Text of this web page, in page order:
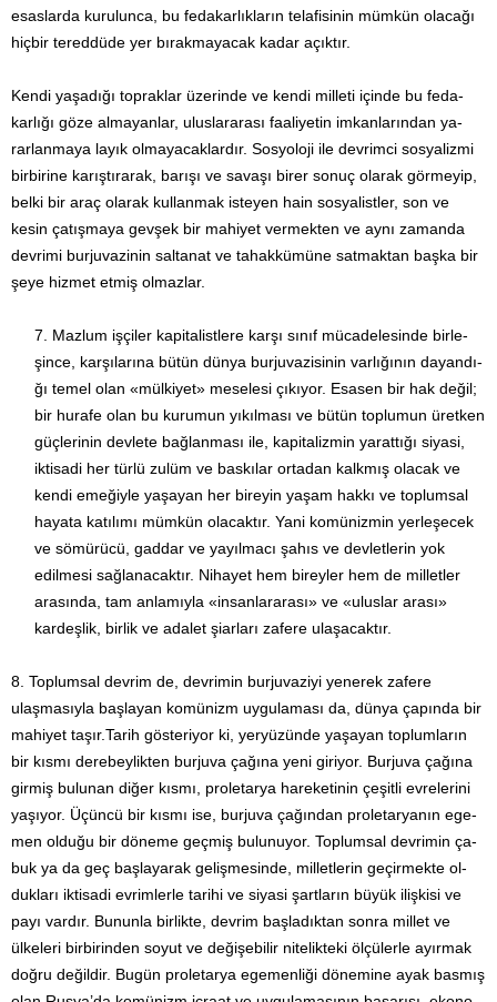
esaslarda kurulunca, bu fedakarlıkların tela­fisinin mümkün olacağı
hiçbir tereddüde yer bırakmayacak ka­dar açıktır.
Kendi yaşadığı topraklar üzerinde ve kendi milleti içinde bu fe­da­
karlığı göze almayanlar, uluslararası faaliyetin imkanların­dan ya­
rarlanmaya layık olmayacaklardır. Sosyoloji ile devrimci sos­yalizmi
birbirine karıştırarak, barışı ve savaşı birer sonuç olarak görmeyip,
belki bir araç olarak kullanmak isteyen hain sosya­listler, son ve
kesin çatışmaya gevşek bir mahiyet ver­mekten ve aynı zamanda
devrimi burjuvazinin saltanat ve ta­hakkümüne satmaktan başka bir
şeye hizmet etmiş olmazlar.
Mazlum işçiler kapitalistlere karşı sınıf mücadelesinde birle­
şin­ce, karşılarına bütün dünya burjuvazisinin varlığının dayan­dı­
ğı temel olan «mülkiyet» meselesi çıkıyor. Esasen bir hak de­ğil;
bir hurafe olan bu kurumun yıkılması ve bütün toplumun ü­ret­ken
güçlerinin devlete bağlanması ile, kapitalizmin yarattığı si­yasi,
iktisadi her türlü zulüm ve baskılar ortadan kalkmış ola­cak ve
kendi emeğiyle yaşayan her bireyin yaşam hakkı ve top­lumsal
hayata katılımı mümkün olacaktır. Yani komünizmin yer­leşecek
ve sömürücü, gad­dar ve yayılmacı şahıs ve devlet­le­rin yok
edilmesi sağlanacaktır. Nihayet hem bireyler hem de milletler
arasında, tam anla­mıyla «insanlararası» ve «uluslar arası»
kardeşlik, birlik ve adalet şi­arları zafere ulaşacak­tır.
8. Toplumsal devrim de, devrimin burjuvaziyi yenerek zafere
ulaşma­sıyla başlayan komünizm uygulaması da, dünya çapın­da bir
mahiyet taşır.Tarih gösteriyor ki, yeryüzünde yaşayan top­lumların
bir kısmı derebeylikten burjuva çağına yeni giriyor. Burjuva çağına
girmiş bulunan diğer kısmı, proletarya hareketi­nin çeşitli evrelerini
yaşıyor. Üçüncü bir kısmı ise, burjuva ça­ğından proletaryanın ege­
men olduğu bir döneme geçmiş bulu­nuyor. Toplumsal devrimin ça­
buk ya da geç başlayarak geliş­mesinde, milletlerin geçirmekte ol­
dukları iktisadi evrimlerle ta­rihi ve siyasi şartların büyük ilişkisi ve
payı vardır. Bununla bir­likte, devrim başladıktan sonra millet ve
ülkeleri birbirinden so­yut ve değişebilir nitelikteki ölçülerle ayırmak
doğru değildir. Bugün proletarya egemenliği dönemine ayak basmış